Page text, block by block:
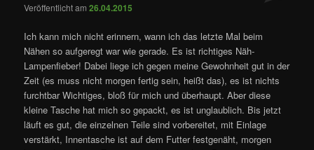
Veröffentlicht am26.04.2015
Ich kann mich nicht erinnern, wann ich das letzte Mal beim
Nähen so aufgeregt war wie gerade. Es ist richtiges Näh-
Lampenfieber! Dabei liege ich gegen meine Gewohnheit gut in der
Zeit (es muss nicht morgen fertig sein, heißt das), es ist nichts
furchtbar Wichtiges, bloß für mich und überhaupt. Aber diese
kleine Tasche hat mich so gepackt, es ist unglaublich. Bis jetzt
läuft es gut, die einzelnen Teile sind vorbereitet, mit Einlage
verstärkt, Innentasche ist auf dem Futter festgenäht, morgen